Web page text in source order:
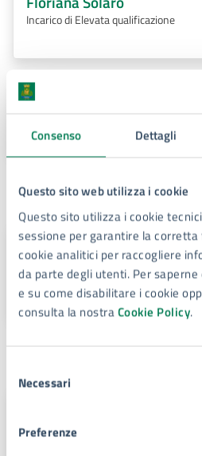
Consenso Dettagli
Questo sito web utilizza i cookie
Questo sito utilizza i cookie
sessione per garantire la corretta
cookie analitici per raccogliere
da parte degli utenti. Per
e su come disabilitare i cookie
consulta la nostraCookie Policy.
delNecessari
Preferenze
Incarico di Elevata qualificazione
Danila Costa
Sede principale
Palazzo del Senato sede
principale del Comune
Piazza Duomo, 4, 96100